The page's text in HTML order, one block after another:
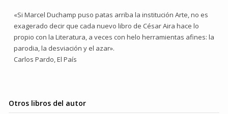
«Si Marcel Duchamp puso patas arriba la institución Arte, no es
exagerado decir que cada nuevo libro de César Aira hace lo
propio con la Literatura, a veces con helo herramientas afines: la
parodia, la desviación y el azar».
Carlos Pardo, El País
Otros libros del autor